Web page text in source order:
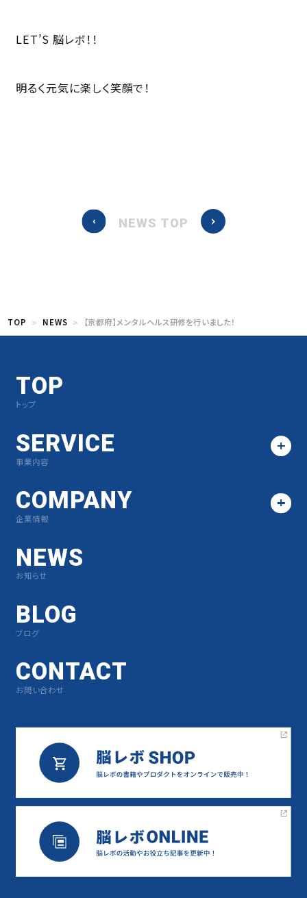
LET’S 脳レボ！！
明るく元気に楽しく笑顔で！
NEWS TOP
TOP NEWS 【京都府】メンタルヘルス研修を行いました！
TOP
トップ
SERVICE
事業内容
COMPANY
企業情報
NEWS
お知らせ
BLOG
ブログ
CONTACT
お問い合わせ